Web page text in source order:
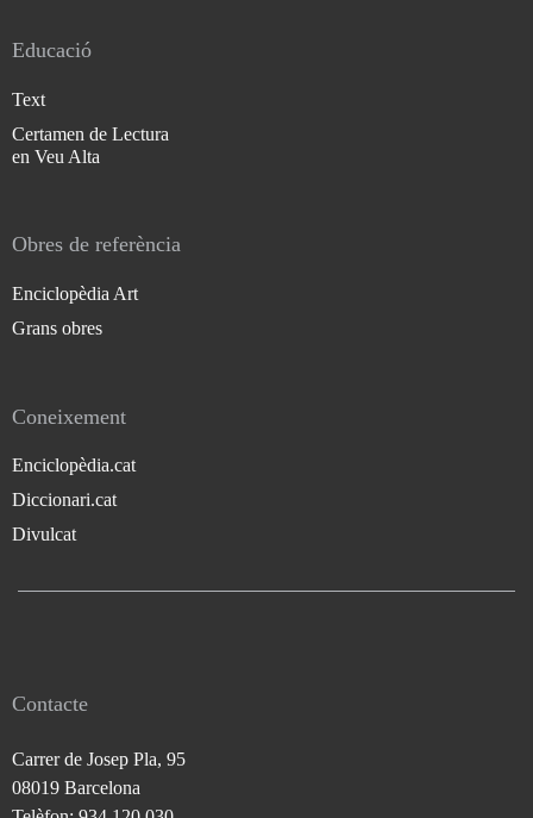
Educació
Text
Certamen de Lectura
en Veu Alta
Obres de referència
Enciclopèdia Art
Grans obres
Coneixement
Enciclopèdia.cat
Diccionari.cat
Divulcat
Contacte
Carrer de Josep Pla, 95
08019 Barcelona